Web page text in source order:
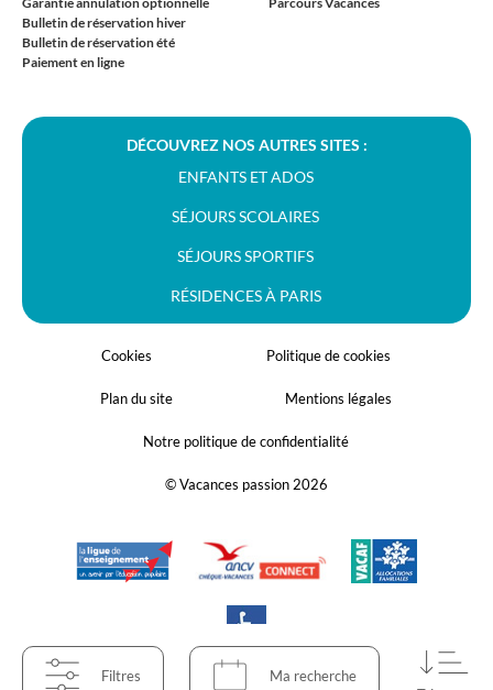
Filtres
Ma recherche
Bulletin de réservation hiver
Bulletin de réservation été
Paiement en ligne
DÉCOUVREZ NOS AUTRES SITES :
ENFANTS ET ADOS
SÉJOURS SCOLAIRES
SÉJOURS SPORTIFS
RÉSIDENCES À PARIS
Cookies Politique de cookies
Plan du site Mentions légales
Notre politique de confidentialité
© Vacances passion 2026